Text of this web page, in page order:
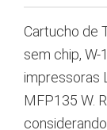
Cartucho de
sem chip, W-
impressoras
MFP135 W.